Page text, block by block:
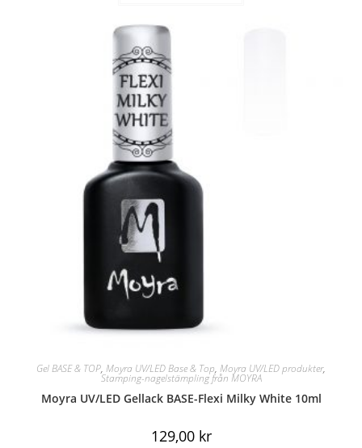
Gel BASE & TOP, Moyra UV/LED Base & Top, Moyra UV/LED produkter,
Stamping-nagelstämpling från MOYRA
Moyra UV/LED Gellack BASE-Flexi Milky White 10ml
129,00 kr